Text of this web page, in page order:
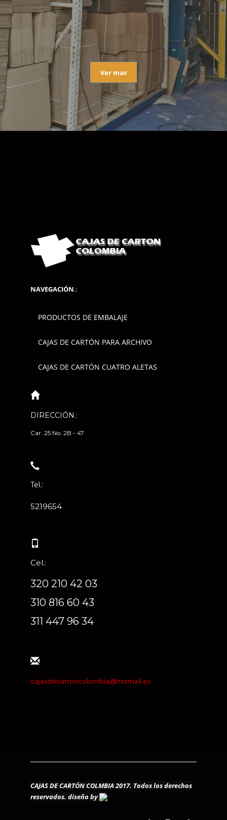
Ver mas
NAVEGACIÓN.:
PRODUCTOS DE EMBALAJE
CAJAS DE CARTÓN PARA ARCHIVO
CAJAS DE CARTÓN CUATRO ALETAS
DIRECCIÓN.:
Car. 25 No. 2B - 47
Tel.:
5219654
Cel.:
320 210 42 03
310 816 60 43
311 447 96 34
cajasdecartoncolombia@hotmail.es
CAJAS DE CARTÓN COLMBIA 2017. Todos los derechos
reservados. diseño by